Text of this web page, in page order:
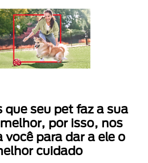
que seu pet faz a sua
por isso, nos
você para dar a ele o
cuidado